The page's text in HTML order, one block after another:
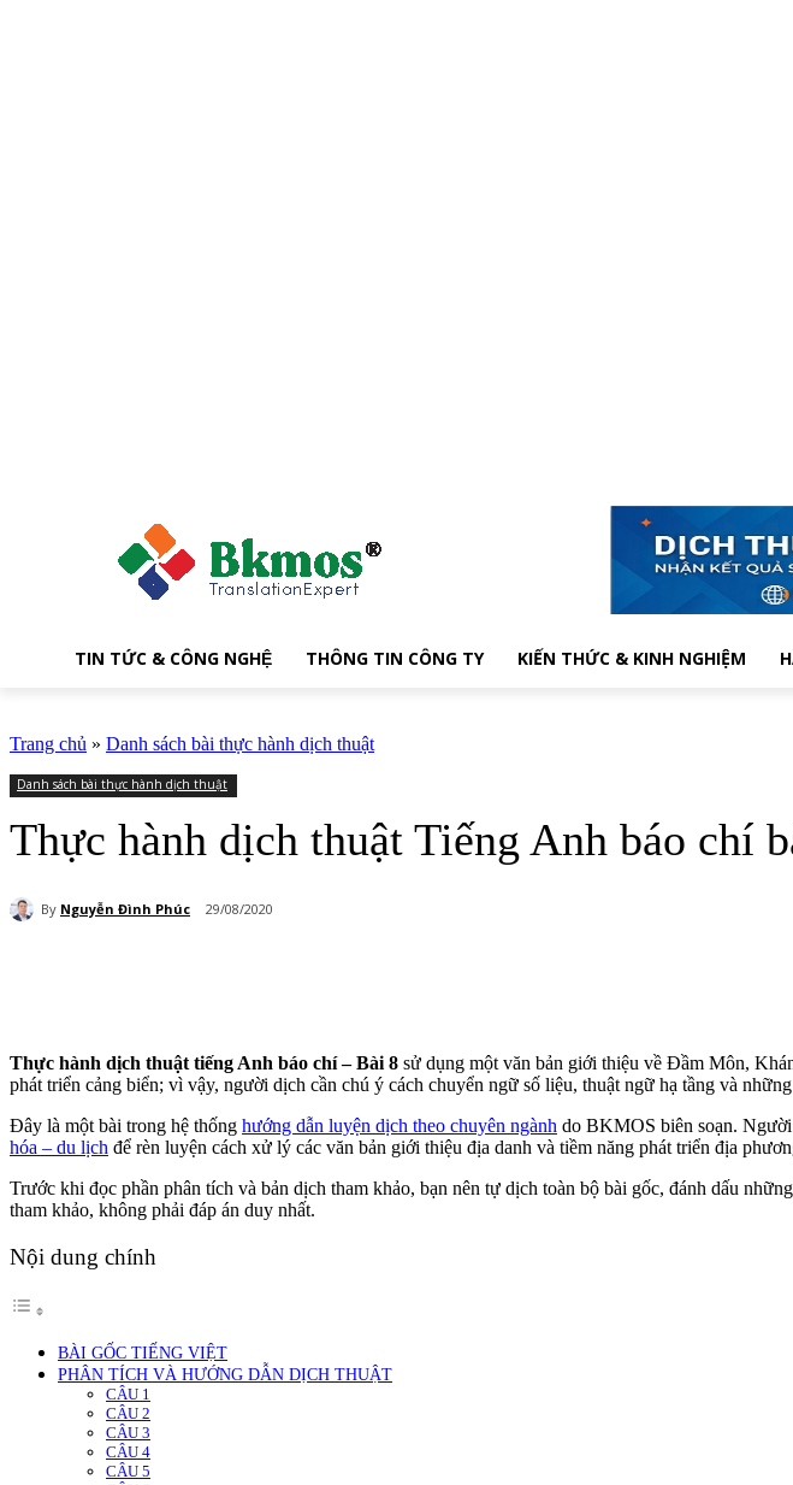
TIN TỨC & CÔNG NGHỆ THÔNG TIN CÔNG TY KIẾN THỨC & KINH NGHIỆM
Trang chủ » Danh sách bài thực hành dịch thuật
Danh sách bài thực hành dịch thuật
Thực hành dịch thuật Tiếng Anh báo chí
By Nguyễn Đình Phúc 29/08/2020
Thực hành dịch thuật tiếng Anh báo chí – Bài 8 sử dụng một văn bản giới thiệu về Đầm Môn,
phát triển cảng biển; vì vậy, người dịch cần chú ý cách chuyển ngữ số liệu, thuật ngữ hạ tầng và
Đây là một bài trong hệ thống hướng dẫn luyện dịch theo chuyên ngành do BKMOS biên soạn.
hóa – du lịch để rèn luyện cách xử lý các văn bản giới thiệu địa danh và tiềm năng phát triển địa
Trước khi đọc phần phân tích và bản dịch tham khảo, bạn nên tự dịch toàn bộ bài gốc, đánh dấu
tham khảo, không phải đáp án duy nhất.
Nội dung chính
BÀI GỐC TIẾNG VIỆT
PHÂN TÍCH VÀ HƯỚNG DẪN DỊCH THUẬT
CÂU 1
CÂU 2
CÂU 3
CÂU 4
CÂU 5